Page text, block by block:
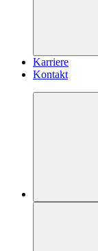
Karriere
Kontakt